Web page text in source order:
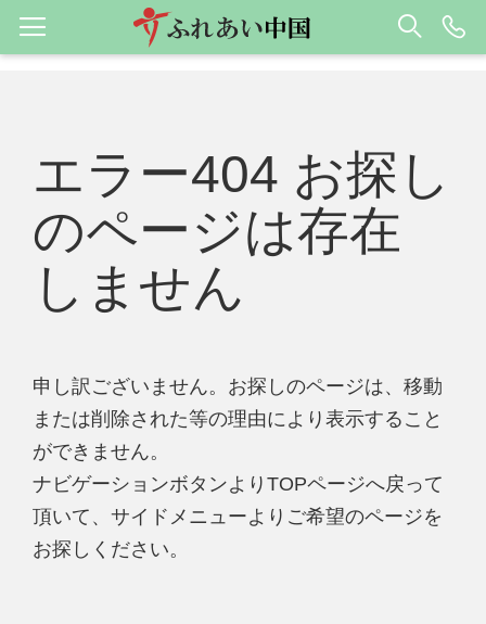
エラー404 お探し
のページは存在
しません
申し訳ございません。お探しのページは、移動
または削除された等の理由により表示すること
ができません。
ナビゲーションボタンよりTOPページへ戻って
頂いて、サイドメニューよりご希望のページを
お探しください。